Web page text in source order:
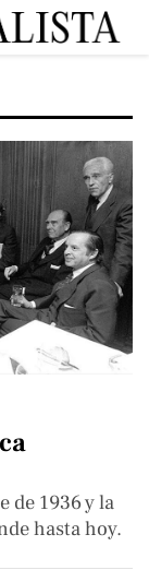
de 1936 y la
hasta hoy.